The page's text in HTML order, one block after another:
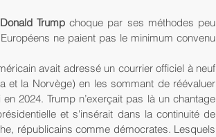
Donald Trump choque par ses méthodes peu
ne paient pas le minimum convenu
avait adressé un courrier officiel à neuf
et la Norvège) en les sommant de réévaluer
2024. Trump n’exerçait pas là un chantage
et s'insérait dans la continuité de
républicains comme démocrates. Lesquels